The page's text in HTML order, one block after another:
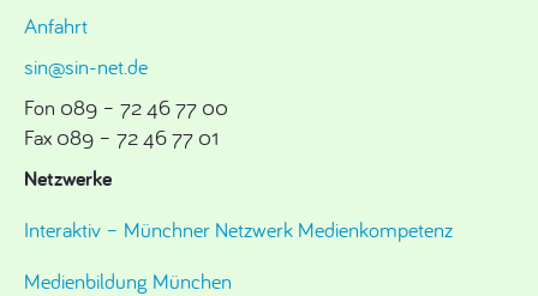
Anfahrt
sin@sin-net.de
Fon 089 – 72 46 77 00
Fax 089 – 72 46 77 01
Netzwerke
Interaktiv – Münchner Netzwerk Medienkompetenz
Medienbildung München